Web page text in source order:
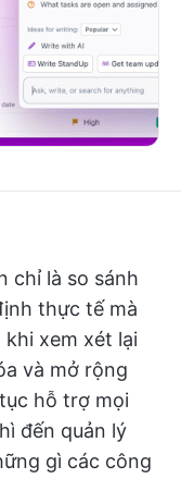
chỉ là so sánh
thực tế mà
xem xét lại
và mở rộng
hỗ trợ mọi
đến quản lý
gì các công